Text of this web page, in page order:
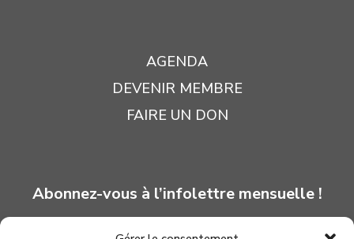
AGENDA
DEVENIR MEMBRE
FAIRE UN DON
Abonnez-vous à l’infolettre mensuelle !